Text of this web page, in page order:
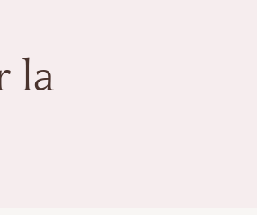
la